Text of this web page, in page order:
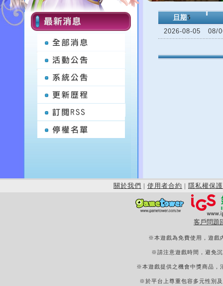
日期 5
2026-08-05
08/
關於我們 | 使用者合約 | 隱私權保護
客戶問題
※本遊戲為免費使用，遊戲
※請注意遊戲時間，避免
※本遊戲提供之機會中獎商品，
※於平台上尊重包容多元性別